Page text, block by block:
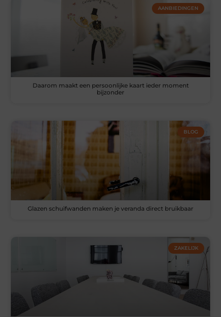
AANBIEDINGEN
Daarom maakt een persoonlijke kaart ieder moment
bijzonder
BLOG
Glazen schuifwanden maken je veranda direct bruikbaar
ZAKELIJK